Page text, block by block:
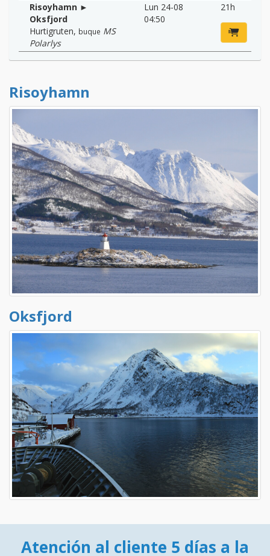
Risoyhamn ►
Oksfjord
Hurtigruten, buque MS
Polarlys
Lun 24-08
04:50
21h
Risoyhamn
Oksfjord
Atención al cliente 5 días a la